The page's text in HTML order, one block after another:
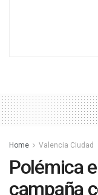
Home Valencia Ciudad
Polémica
campaña